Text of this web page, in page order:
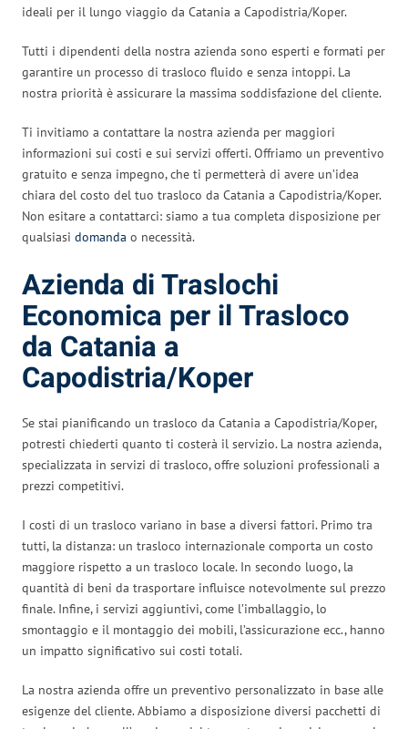
ideali per il lungo viaggio da Catania a Capodistria/Koper.
Tutti i dipendenti della nostra azienda sono esperti e formati per
garantire un processo di trasloco fluido e senza intoppi. La
nostra priorità è assicurare la massima soddisfazione del cliente.
Ti invitiamo a contattare la nostra azienda per maggiori
informazioni sui costi e sui servizi offerti. Offriamo un preventivo
gratuito e senza impegno, che ti permetterà di avere un’idea
chiara del costo del tuo trasloco da Catania a Capodistria/Koper.
Non esitare a contattarci: siamo a tua completa disposizione per
qualsiasi domanda o necessità.
Azienda di Traslochi
Economica per il Trasloco
da Catania a
Capodistria/Koper
Se stai pianificando un trasloco da Catania a Capodistria/Koper,
potresti chiederti quanto ti costerà il servizio. La nostra azienda,
specializzata in servizi di trasloco, offre soluzioni professionali a
prezzi competitivi.
I costi di un trasloco variano in base a diversi fattori. Primo tra
tutti, la distanza: un trasloco internazionale comporta un costo
maggiore rispetto a un trasloco locale. In secondo luogo, la
quantità di beni da trasportare influisce notevolmente sul prezzo
finale. Infine, i servizi aggiuntivi, come l’imballaggio, lo
smontaggio e il montaggio dei mobili, l’assicurazione ecc., hanno
un impatto significativo sui costi totali.
La nostra azienda offre un preventivo personalizzato in base alle
esigenze del cliente. Abbiamo a disposizione diversi pacchetti di